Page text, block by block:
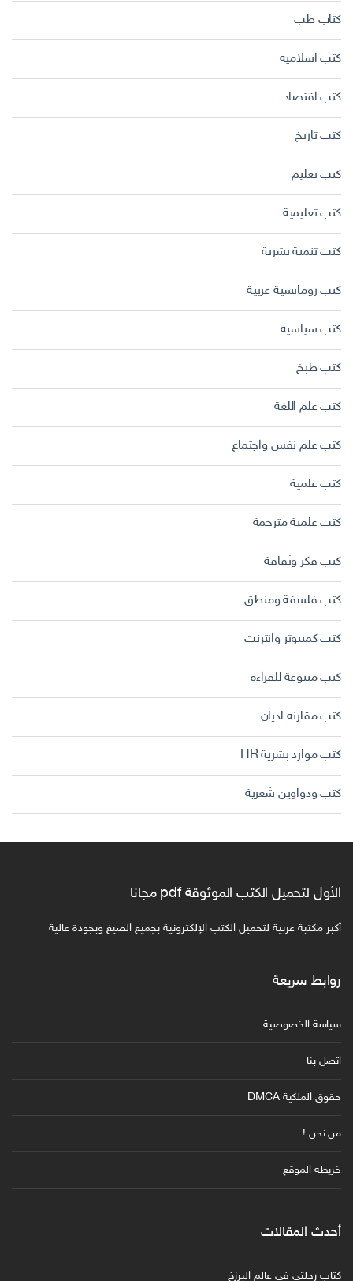
كتاب طب
كتب اسلامية
كتب اقتصاد
كتب تاريخ
كتب تعليم
كتب تعليمية
كتب تنمية بشرية
كتب رومانسية عربية
كتب سياسية
كتب طبخ
كتب علم اللغة
كتب علم نفس واجتماع
كتب علمية
كتب علمية مترجمة
كتب فكر وثقافة
كتب فلسفة ومنطق
كتب كمبيوتر وانترنت
كتب متنوعة للقراءة
كتب مقارنة اديان
كتب موارد بشرية HR
كتب ودواوين شعرية
الأول لتحميل الكتب الموثوقة pdf مجانا
أكبر مكتبة عربية لتحميل الكتب الإلكترونية بجميع الصيغ وبجودة عالية
روابط سريعة
سياسة الخصوصية
اتصل بنا
حقوق الملكية DMCA
من نحن !
خريطة الموقع
أحدث المقالات
كتاب رحلتي في عالم البرزخ